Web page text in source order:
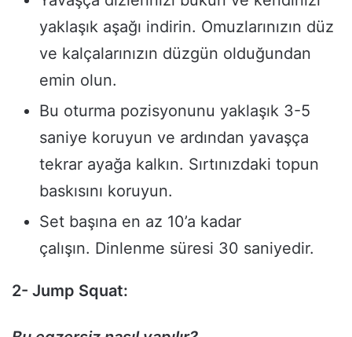
yaklaşık aşağı indirin. Omuzlarınızın düz
ve kalçalarınızın düzgün olduğundan
emin olun.
Bu oturma pozisyonunu yaklaşık 3-5
saniye koruyun ve ardından yavaşça
tekrar ayağa kalkın. Sırtınızdaki topun
baskısını koruyun.
Set başına en az 10’a kadar
çalışın. Dinlenme süresi 30 saniyedir.
2- Jump Squat: